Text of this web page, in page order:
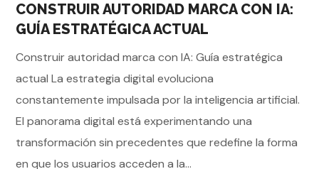
CONSTRUIR AUTORIDAD MARCA CON IA:
GUÍA ESTRATÉGICA ACTUAL
Construir autoridad marca con IA: Guía estratégica
actual La estrategia digital evoluciona
constantemente impulsada por la inteligencia artificial.
El panorama digital está experimentando una
transformación sin precedentes que redefine la forma
en que los usuarios acceden a la...